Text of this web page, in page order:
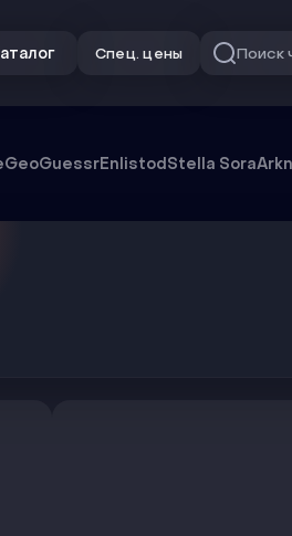
Спец. цены Поиск
GeoGuessrEnlistodStella Sora